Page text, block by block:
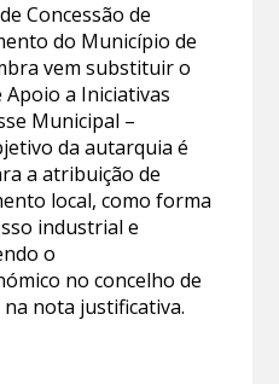
Concessão de
do Município de
vem substituir o
a Iniciativas
Municipal –
da autarquia é
a atribuição de
local, como forma
industrial e
o
no concelho de
nota justificativa.